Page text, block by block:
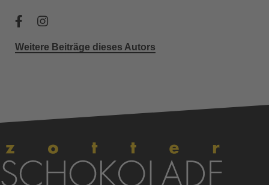
Weitere Beiträge dieses Autors